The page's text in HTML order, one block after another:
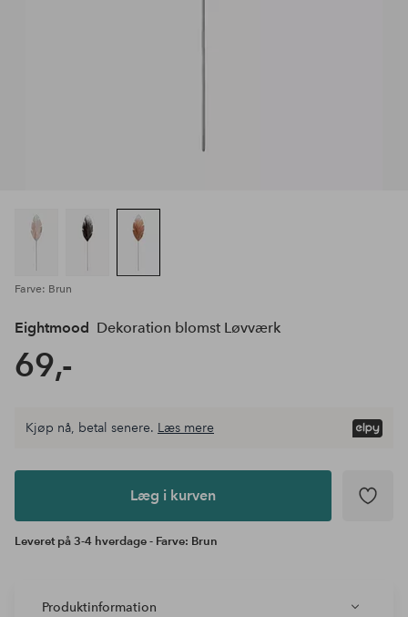
Farve: Brun
Eightmood Dekoration blomst Løvværk
69,-
Læg i
Kjøp nå, betal senere. Læs mere
Læg i kurven
Leveret på 3-4 hverdage - Farve: Brun
Produktinformation